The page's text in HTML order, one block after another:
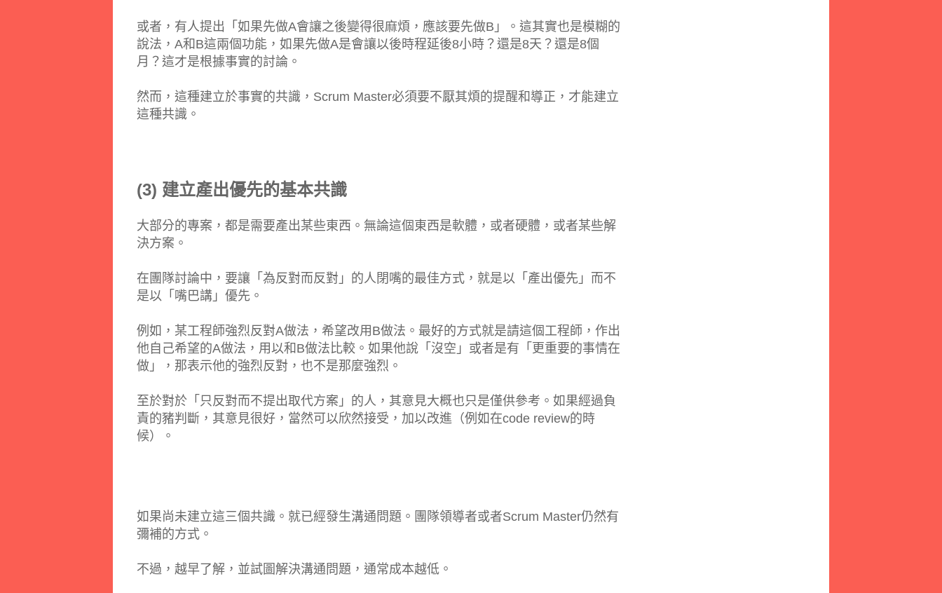
或者，有人提出「如果先做A會讓之後變得很麻煩，應該要先做B」。這其實也是模糊的
說法，A和B這兩個功能，如果先做A是會讓以後時程延後8小時？還是8天？還是8個
月？這才是根據事實的討論。
然而，這種建立於事實的共識，Scrum Master必須要不厭其煩的提醒和導正，才能建立
這種共識。
(3) 建立產出優先的基本共識
大部分的專案，都是需要產出某些東西。無論這個東西是軟體，或者硬體，或者某些解
決方案。
在團隊討論中，要讓「為反對而反對」的人閉嘴的最佳方式，就是以「產出優先」而不
是以「嘴巴講」優先。
例如，某工程師強烈反對A做法，希望改用B做法。最好的方式就是請這個工程師，作出
他自己希望的A做法，用以和B做法比較。如果他說「沒空」或者是有「更重要的事情在
做」，那表示他的強烈反對，也不是那麼強烈。
至於對於「只反對而不提出取代方案」的人，其意見大概也只是僅供參考。如果經過負
責的豬判斷，其意見很好，當然可以欣然接受，加以改進（例如在code review的時
候）。
如果尚未建立這三個共識。就已經發生溝通問題。團隊領導者或者Scrum Master仍然有
彌補的方式。
不過，越早了解，並試圖解決溝通問題，通常成本越低。